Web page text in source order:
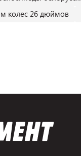
колес 26 дюймов